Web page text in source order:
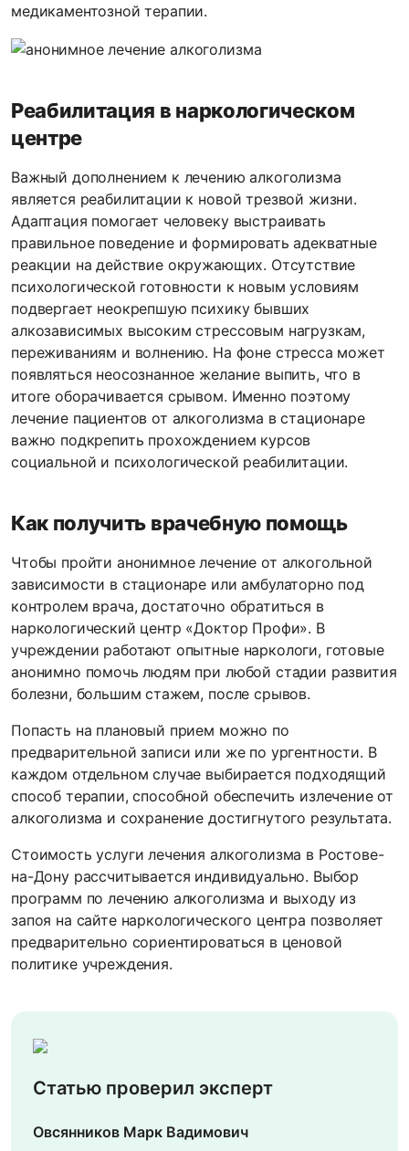
медикаментозной терапии.
Реабилитация в наркологическом
центре
Важный дополнением к лечению алкоголизма
является реабилитации к новой трезвой жизни.
Адаптация помогает человеку выстраивать
правильное поведение и формировать адекватные
реакции на действие окружающих. Отсутствие
психологической готовности к новым условиям
подвергает неокрепшую психику бывших
алкозависимых высоким стрессовым нагрузкам,
переживаниям и волнению. На фоне стресса может
появляться неосознанное желание выпить, что в
итоге оборачивается срывом. Именно поэтому
лечение пациентов от алкоголизма в стационаре
важно подкрепить прохождением курсов
социальной и психологической реабилитации.
Как получить врачебную помощь
Чтобы пройти анонимное лечение от алкогольной
зависимости в стационаре или амбулаторно под
контролем врача, достаточно обратиться в
наркологический центр «Доктор Профи». В
учреждении работают опытные наркологи, готовые
анонимно помочь людям при любой стадии развития
болезни, большим стажем, после срывов.
Попасть на плановый прием можно по
предварительной записи или же по ургентности. В
каждом отдельном случае выбирается подходящий
способ терапии, способной обеспечить излечение от
алкоголизма и сохранение достигнутого результата.
Стоимость услуги лечения алкоголизма в Ростове-
на-Дону рассчитывается индивидуально. Выбор
программ по лечению алкоголизма и выходу из
запоя на сайте наркологического центра позволяет
предварительно сориентироваться в ценовой
политике учреждения.
Статью проверил эксперт
Овсянников Марк Вадимович